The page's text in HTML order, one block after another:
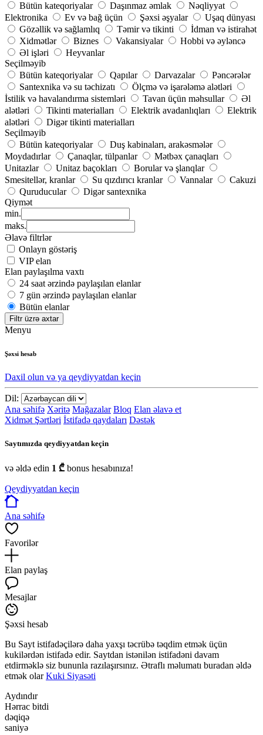
Bütün kateqoriyalar
Daşınmaz əmlak
Nəqliyyat
Elektronika
Ev və bağ üçün Şəxsi əşyalar
Uşaq dünyası
Gözəllik və sağlamlıq
Təmir və tikinti
İdman və istirahət
Xidmətlər
Biznes Vakansiyalar
Hobbi və əyləncə
Əl işləri
Heyvanlar
Seçilməyib
Bütün kateqoriyalar
Qapılar Darvazalar
Pəncərələr
Santexnika və su təchizatı
Ölçmə və işarələmə alətləri
İstilik və havalandırma sistemləri
Tavan üçün məhsullar
Əl
alətləri
Tikinti materialları Elektrik avadanlıqları
Elektrik
alətləri
Digər tikinti materialları
Seçilməyib
Bütün kateqoriyalar
Duş kabinaları, arakəsmələr
Moydadırlar
Çanaqlar, tülpanlar
Mətbəx çanaqları
Unitazlar
Unitaz baçokları
Borular və şlanqlar
Smesitellər, kranlar
Su qızdırıcı kranlar Vannalar
Cakuzi
Quruducular
Digər santexnika
Qiymət
min.
maks.
Əlavə filtrlər
Onlayn göstəriş
VIP elan
Elan paylaşılma vaxtı
24 saat ərzində paylaşılan elanlar
7 gün ərzində paylaşılan elanlar
Bütün elanlar
Filtr üzrə axtar
Menyu
Şəxsi hesab
Daxil olun və ya qeydiyyatdan keçin
Dil:
Ana səhifə Xəritə Mağazalar Bloq Elan əlavə et
Xidmət Şərtləri İstifadə qaydaları Dəstək
Saytımızda qeydiyyatdan keçin
və əldə edin 1 ₾ bonus hesabınıza!
Qeydiyyatdan keçin
Ana səhifə
Favorilər
Elan paylaş
Mesajlar
Şəxsi hesab
Bu Sayt istifadəçilərə daha yaxşı təcrübə təqdim etmək üçün
kukilərdən istifadə edir. Saytdan istənilən istifadəni davam
etdirməklə siz bununla razılaşırsınız. Ətraflı məlumatı buradan əldə
etmək olarKuki Siyasəti
Aydındır
Hərrac bitdi
dəqiqə
saniyə